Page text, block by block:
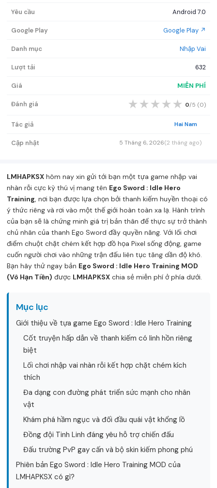
Yêu cầu Android 7.0
Google Play Google Play ↗
Danh mục Nhập Vai
Lượt tải 632
Giá MIỄN PHÍ
Đánh giá ★ ★ ★ ★ ★ 0/5 (0)
Tác giả Hai Nam
Cập nhật 5 Tháng 6, 2026(2 tháng ago)
LMHAPKSX hôm nay xin gửi tới bạn một tựa game nhập vai
nhàn rỗi cực kỳ thú vị mang tên Ego Sword : Idle Hero
Training, nơi bạn được lựa chọn bởi thanh kiếm huyền thoại có
ý thức riêng và rơi vào một thế giới hoàn toàn xa lạ. Hành trình
của bạn sẽ là chứng minh giá trị bản thân để thực sự trở thành
chủ nhân của thanh Ego Sword đầy quyền năng. Với lối chơi
điểm chuột chặt chém kết hợp đồ họa Pixel sống động, game
cuốn người chơi vào những trận đấu liên tục tăng dần độ khó.
Bạn hãy thử ngay bản Ego Sword : Idle Hero Training MOD
(Vô Hạn Tiền) được LMHAPKSX chia sẻ miễn phí ở phía dưới.
Mục lục
Giới thiệu về tựa game Ego Sword : Idle Hero Training
Cốt truyện hấp dẫn về thanh kiếm có linh hồn riêng
biệt
Lối chơi nhập vai nhàn rỗi kết hợp chặt chém kích
thích
Đa dạng con đường phát triển sức mạnh cho nhân
vật
Khám phá hầm ngục và đối đầu quái vật khổng lồ
Đồng đội Tinh Linh đáng yêu hỗ trợ chiến đấu
Đấu trường PvP gay cấn và bộ skin kiếm phong phú
Phiên bản Ego Sword : Idle Hero Training MOD của
LMHAPKSX có gì?